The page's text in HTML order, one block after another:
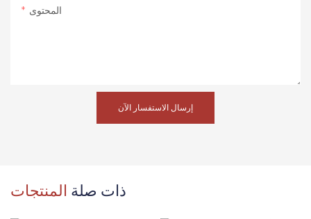
المحتوى
إرسال الاستفسار الآن
ذات صلة المنتجات